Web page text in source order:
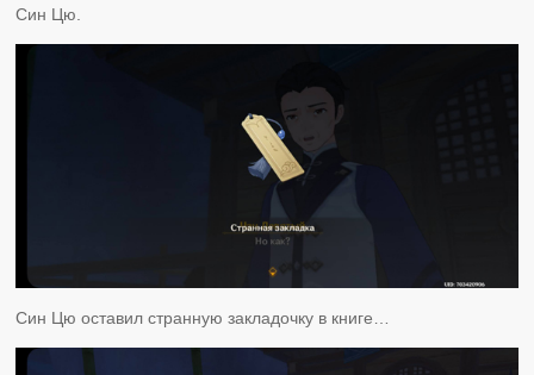
Син Цю.
Син Цю оставил странную закладочку в книге…